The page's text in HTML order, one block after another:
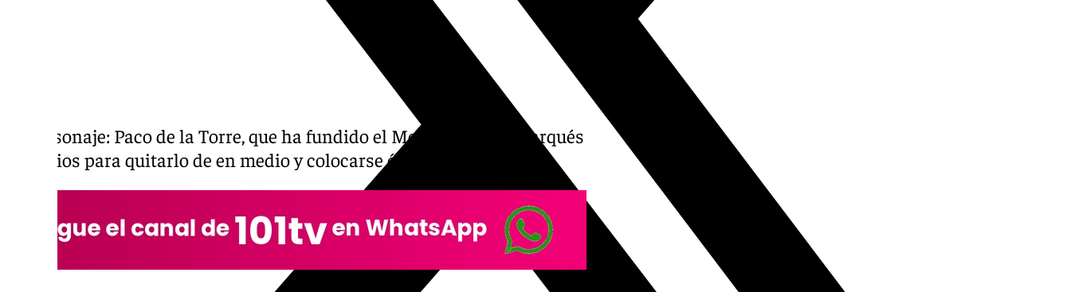
El personaje: Paco de la Torre, que ha fundido el Monumento al Marqués
de Larios para quitarlo de en medio y colocarse él allí.